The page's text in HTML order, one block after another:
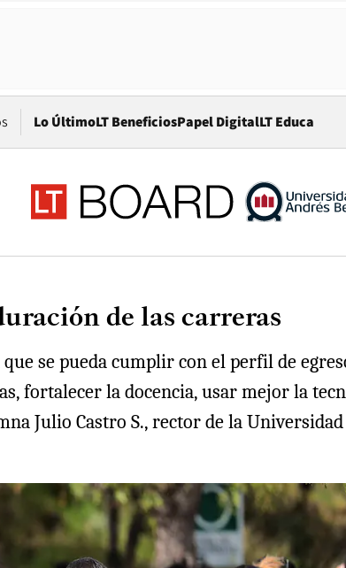
Lo ÚltimoLT BeneficiosPapel DigitalOpens in new
LT Educa
de las carreras
se pueda cumplir con el perfil de
fortalecer la docencia, usar mejor la
Julio Castro S., rector de la